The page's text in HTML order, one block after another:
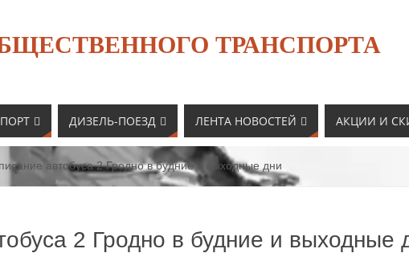
ТРАНСПОРТА
ДИЗЕЛЬ-ПОЕЗД ЛЕНТА НОВОСТЕЙ АКЦИИ И
автобуса 2 Гродно в будние и выходные дни
2 Гродно в будние и выходные